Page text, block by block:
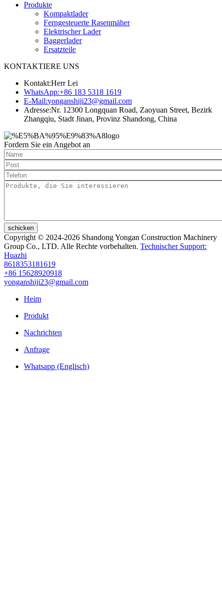
Produkte
Kompaktlader
Ferngesteuerte Rasenmäher
Elektrischer Lader
Baggerlader
Ersatzteile
KONTAKTIERE UNS
Kontakt:Herr Lei
WhatsApp:+86 183 5318 1619
E-Mail:yonganshiji23@gmail.com
Adresse:Nr. 12300 Longquan Road, Zaoyuan Street, Bezirk
Zhangqiu, Stadt Jinan, Provinz Shandong, China
Fordern Sie ein Angebot an
schicken
Copyright © 2024-2026 Shandong Yongan Construction Machinery
Group Co., LTD. Alle Rechte vorbehalten. Technischer Support:
Huazhi
8618353181619
+86 15628920918
yonganshiji23@gmail.com
Heim
Produkt
Nachrichten
Anfrage
Whatsapp (Englisch)